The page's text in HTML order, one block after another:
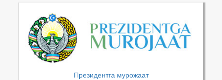
Президентга мурожаат